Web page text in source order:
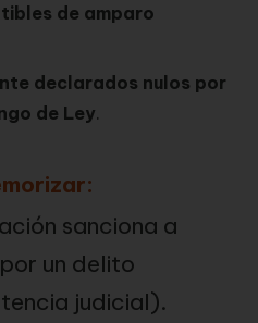
de amparo
declarados nulos por
de Ley.
sanciona a
un delito
judicial).